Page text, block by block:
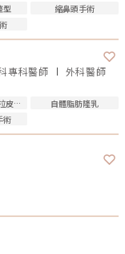
型
縮鼻頭手術
專科醫師 外科醫師
內視鏡前額五爪拉皮手術
自體脂肪隆乳
術